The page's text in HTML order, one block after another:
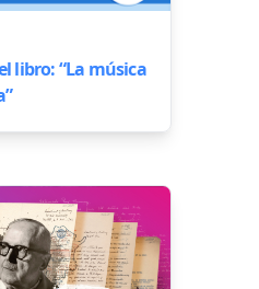
libro: “La música